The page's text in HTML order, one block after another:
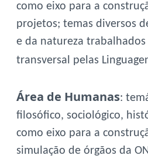
como eixo para a
projetos; temas diversos
e da natureza
transversal pelas
Área de Humanas:
filosófico, sociológico,
como eixo para a
simulação de órgãos da